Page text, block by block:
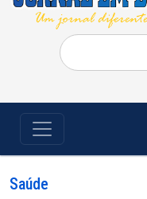
Pesquisar
por:
Saúde